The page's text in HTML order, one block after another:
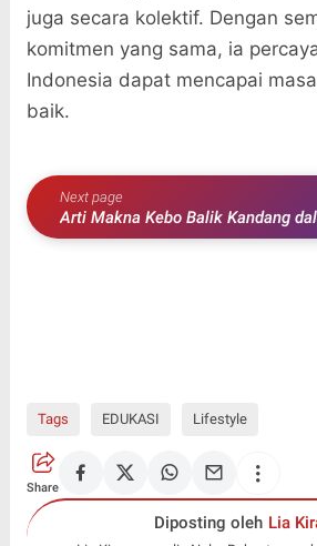
juga secara kolektif. Dengan
komitmen yang sama, ia
Indonesia dapat mencapai
baik.
Next page
Arti Makna Kebo Balik Kandang
Sehari-hari
Tags EDUKASI Lifestyle
Share
Diposting oleh Lia